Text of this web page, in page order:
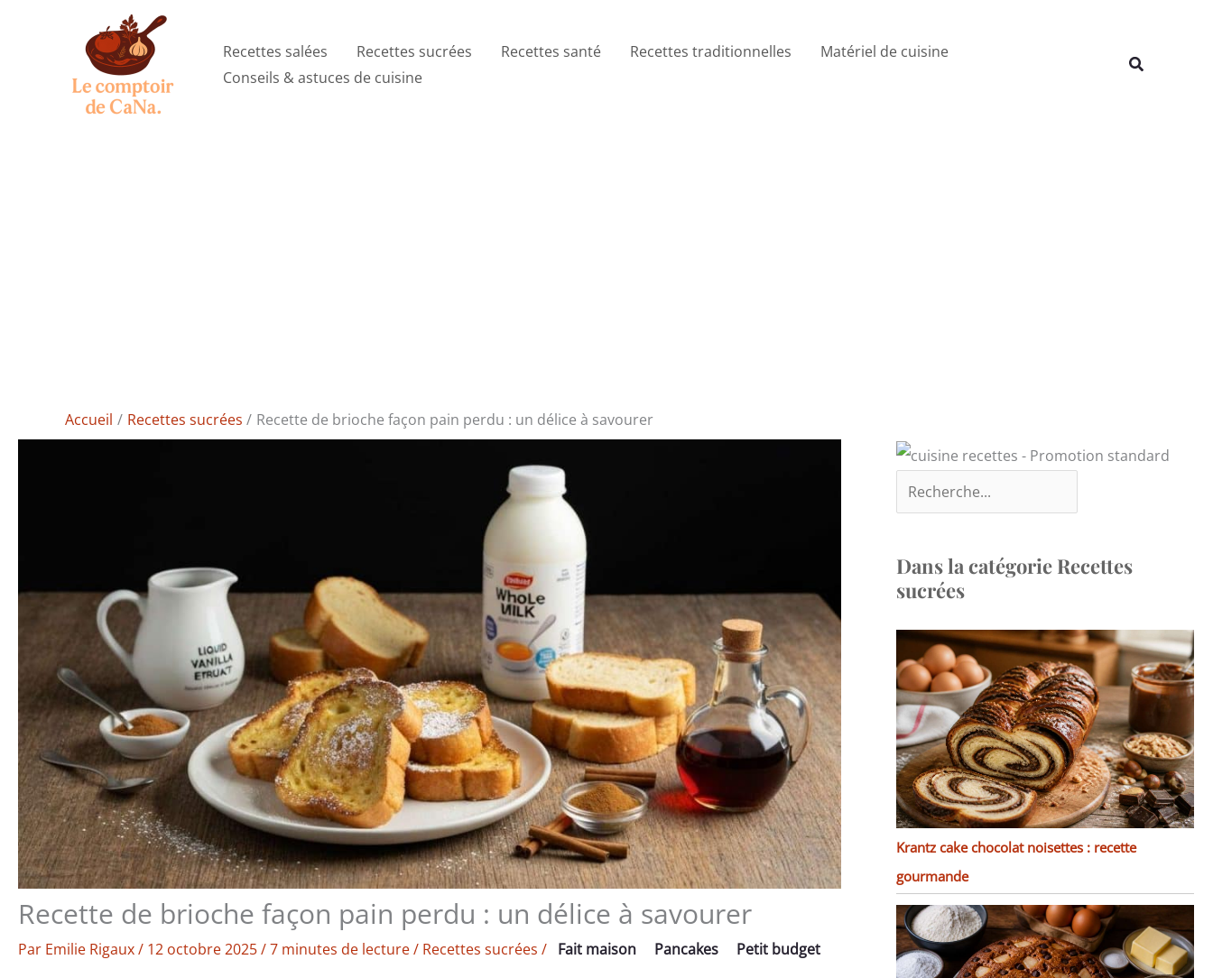
Recettes salées Recettes sucrées Recettes santé Recettes traditionnelles
Matériel de cuisine
Conseils & astuces de cuisine
Rechercher
Accueil Recettes sucrées Recette de brioche façon pain perdu : un délice à savourer
Recette de brioche façon pain perdu : un délice à savourer
Par Emilie Rigaux/ 12 octobre 2025/7 minutes de lecture/ Recettes sucrées / Fait maison Pancakes Petit budget
Dans la catégorie Recettes
sucrées
Krantz cake chocolat noisettes : recette
gourmande